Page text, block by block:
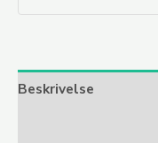
Beskrivelse